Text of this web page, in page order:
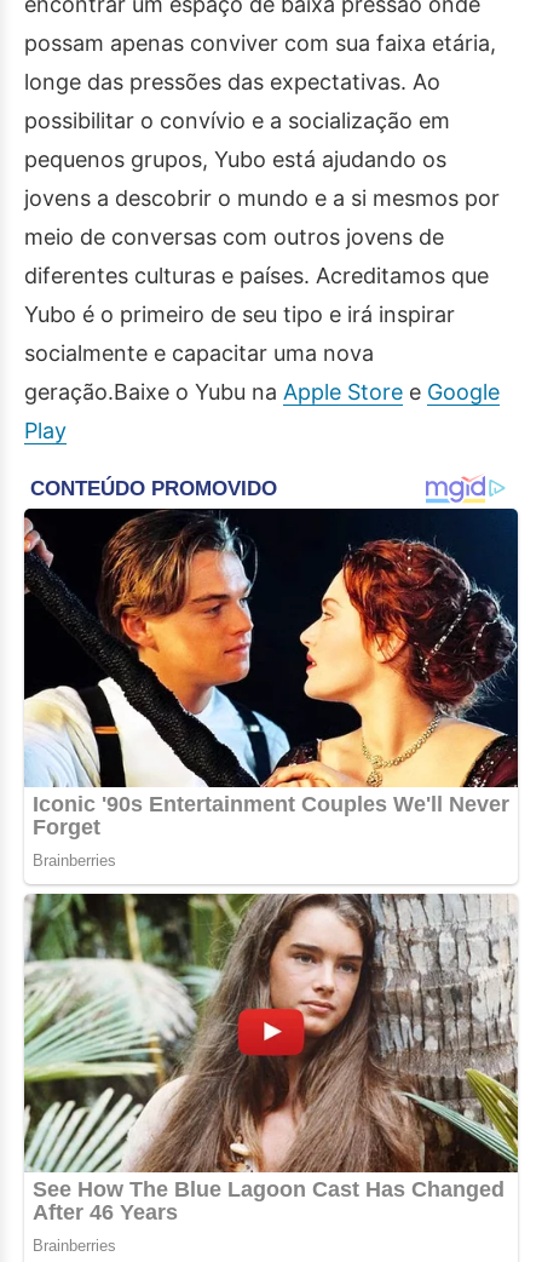
possam apenas conviver com sua faixa etária,
longe das pressões das expectativas. Ao
possibilitar o convívio e a socialização em
pequenos grupos, Yubo está ajudando os
jovens a descobrir o mundo e a si mesmos por
meio de conversas com outros jovens de
diferentes culturas e países. Acreditamos que
Yubo é o primeiro de seu tipo e irá inspirar
socialmente e capacitar uma nova
geração.Baixe o Yubu na Apple Store e Google
Play